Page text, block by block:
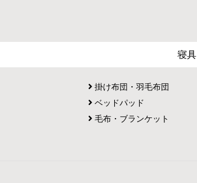
寝具
掛け布団・羽毛布団
ベッドパッド
毛布・ブランケット